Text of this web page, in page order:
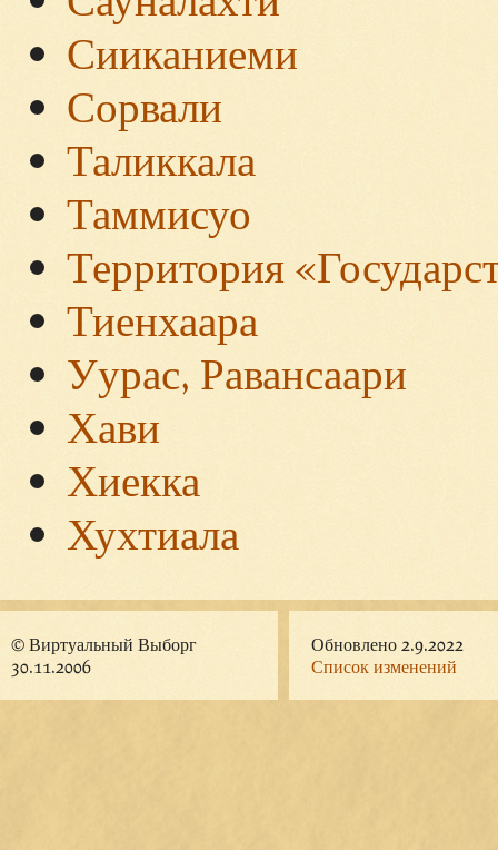
Сииканиеми
Сорвали
Таликкала
Таммисуо
Территория
Тиенхаара
Уурас, Равансаари
Хави
Хиекка
Хухтиала
© Виртуальный Выборг
30.11.2006
Обновлено 2.9.2022
Список изменений